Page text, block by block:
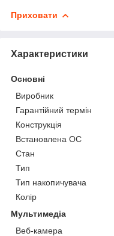
Приховати
Характеристики
Основні
Виробник
Гарантійний термін
Конструкція
Встановлена ОС
Стан
Тип
Тип накопичувача
Колір
Мультимедіа
Веб-камера